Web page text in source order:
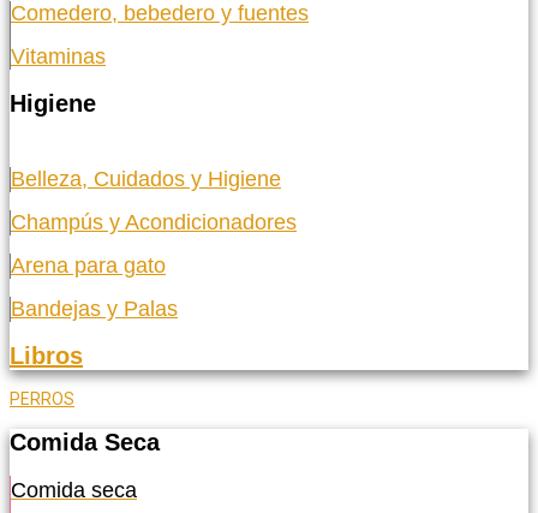
Comedero, bebedero y fuentes
Vitaminas
Higiene
Belleza, Cuidados y Higiene
Champús y Acondicionadores
Arena para gato
Bandejas y Palas
Libros
PERROS
Comida Seca
Comida seca